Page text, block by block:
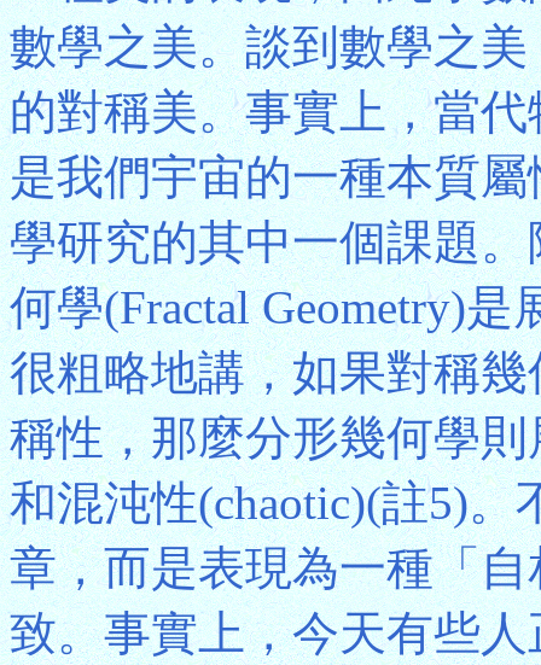
數學之美。談到數學之
的對稱美。事實上，當
是我們宇宙的一種本質
學研究的其中一個課題
何學(Fractal Geometry)
很粗略地講，如果對稱
稱性，那麼分形幾何學
和混沌性(chaotic)(註5)
章，而是表現為一種「
致。事實上，今天有些